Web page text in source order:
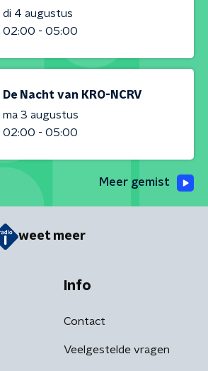
di 4 augustus
02:00 - 05:00
De Nacht van KRO-NCRV
ma 3 augustus
02:00 - 05:00
Meer gemist
weet meer
Info
Contact
Veelgestelde vragen